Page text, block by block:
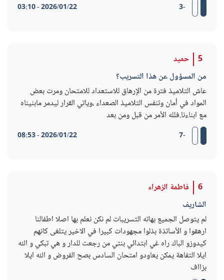
-3
2026/01/22 - 03:10
5
حميد
من المسؤول عن هذا التسريب؟
عاش التلاميذ فترة من الإرهاق للاستعداد للامتحان ومرت بعض
المواد في أمان وتنفس التلاميذ الصعداء ،وياتي القرار ليدمر مابنيناه
مع ابناءنا.فلله الأمر من قبل ومن بعد
-7
2026/01/22 - 08:53
6
فاطمة الزهراء
الشاريف
لم يتوصل الجميع بهاته التسريبات لم نكن نعلم بها اصلا اطفالنا
ارهقوا و الأساتذة بذلوا مجهودات كبيرا في الاخير يتلغى كانهم
كيدوزو الباك راه غي ابتدائي بنتي من رجعت للدار و هي تبكي و الله
ايلا التفاهة يمكن يعاودو امتحان السادس بصح الفروض و الله ايلا
بزااف